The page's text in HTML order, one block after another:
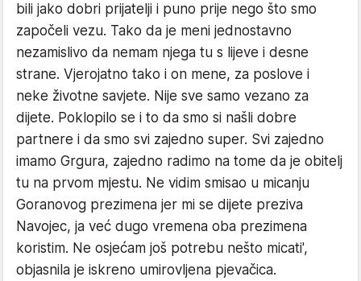
bili jako dobri prijatelji i puno prije nego što smo
započeli vezu. Tako da je meni jednostavno
nezamislivo da nemam njega tu s lijeve i desne
strane. Vjerojatno tako i on mene, za poslove i
neke životne savjete. Nije sve samo vezano za
dijete. Poklopilo se i to da smo si našli dobre
partnere i da smo svi zajedno super. Svi zajedno
imamo Grgura, zajedno radimo na tome da je obitelj
tu na prvom mjestu. Ne vidim smisao u micanju
Goranovog prezimena jer mi se dijete preziva
Navojec, ja već dugo vremena oba prezimena
koristim. Ne osjećam još potrebu nešto micati',
objasnila je iskreno umirovljena pjevačica.